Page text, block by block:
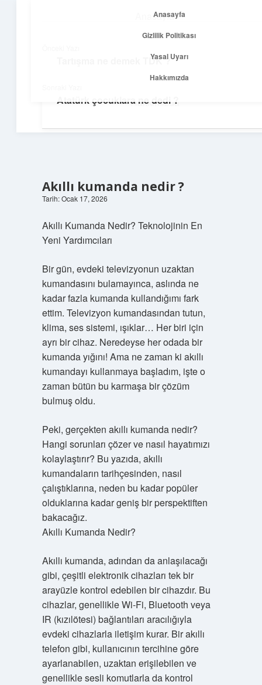
Anasayfa
Yasal Uyarı
Hakkımızda
Temiz Fikir Pınarı
Akıllı kumanda nedir ?
Tarih: Ocak 17, 2026
Akıllı Kumanda Nedir? Teknolojinin En
Yeni Yardımcıları
Bir gün, evdeki televizyonun uzaktan
kumandasını bulamayınca, aslında ne
kadar fazla kumanda kullandığımı fark
ettim. Televizyon kumandasından tutun,
klima, ses sistemi, ışıklar… Her biri için
ayrı bir cihaz. Neredeyse her odada bir
kumanda yığını! Ama ne zaman ki akıllı
kumandayı kullanmaya başladım, işte o
zaman bütün bu karmaşa bir çözüm
bulmuş oldu.
Peki, gerçekten akıllı kumanda nedir?
Hangi sorunları çözer ve nasıl hayatımızı
kolaylaştırır? Bu yazıda, akıllı
kumandaların tarihçesinden, nasıl
çalıştıklarına, neden bu kadar popüler
olduklarına kadar geniş bir perspektiften
bakacağız.
Akıllı Kumanda Nedir?
Akıllı kumanda, adından da anlaşılacağı
gibi, çeşitli elektronik cihazları tek bir
arayüzle kontrol edebilen bir cihazdır. Bu
cihazlar, genellikle Wi-Fi, Bluetooth veya
IR (kızılötesi) bağlantıları aracılığıyla
evdeki cihazlarla iletişim kurar. Bir akıllı
telefon gibi, kullanıcının tercihine göre
ayarlanabilen, uzaktan erişilebilen ve
genellikle sesli komutlarla da kontrol
Tartışma ne demek TDK ?
Atatürk çocuklara ne dedi ?
Anasayfa
Gizlilik Politikası
Yasal Uyarı
Hakkımızda